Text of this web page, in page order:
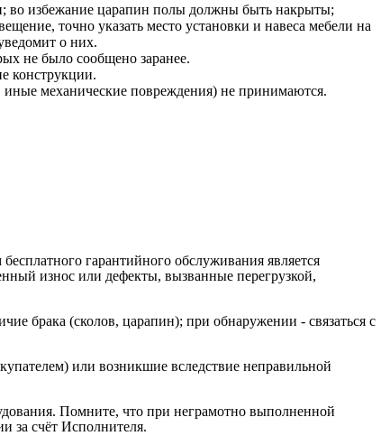
во избежание царапин полы должны быть накрыты;
точно указать место установки и навеса мебели на
о них.
не было сообщено заранее.
конструкции.
механические повреждения) не принимаются.
гарантийного обслуживания является
износ или дефекты, вызванные перегрузкой,
брака (сколов, царапин); при обнаружении - связаться с
или возникшие вследствие неправильной
Помните, что при неграмотно выполненной
за счёт Исполнителя.